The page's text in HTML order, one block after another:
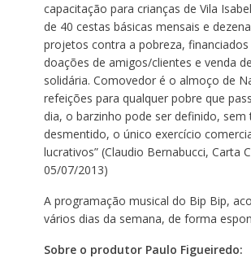
capacitação para crianças de Vila
de 40 cestas básicas mensais e
projetos contra a pobreza,
doações de amigos/clientes e venda
solidária. Comovedor é o almoço de
refeições para qualquer pobre que
dia, o barzinho pode ser definido, sem
desmentido, o único exercício
lucrativos” (Claudio Bernabucci, Carta
05/07/2013)
A programação musical do Bip Bip,
vários dias da semana, de forma
Sobre o produtor Paulo Figueiredo: